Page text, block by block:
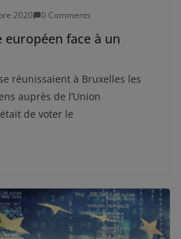
2020 0 Comments
européen face à un
réunissaient à Bruxelles les
auprès de l’Union
de voter le